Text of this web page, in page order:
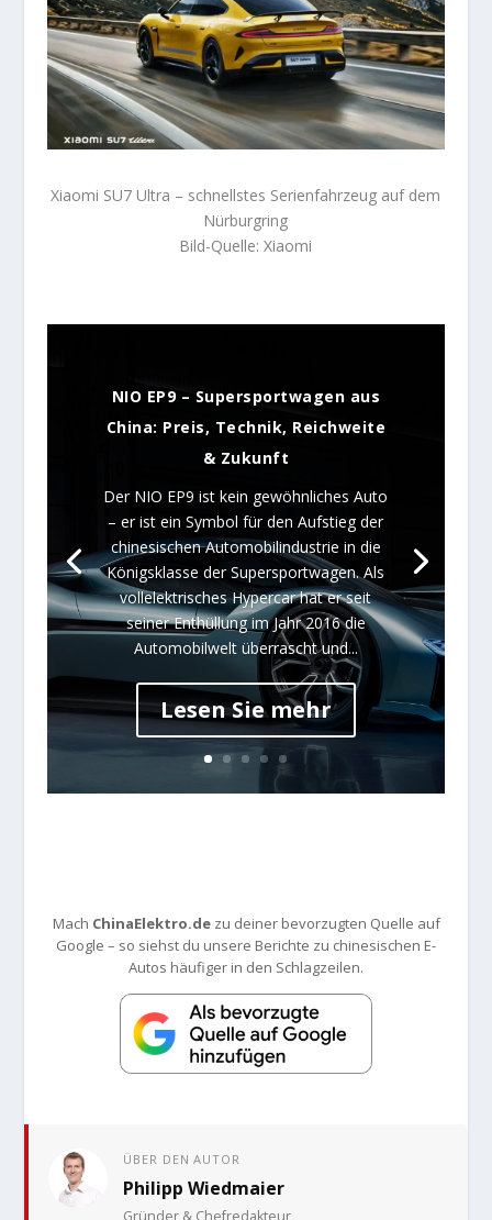
Xiaomi SU7 Ultra – schnellstes Serienfahrzeug auf dem
Nürburgring
Bild-Quelle: Xiaomi
NIO EP9 – Supersportwagen aus
China: Preis, Technik, Reichweite
& Zukunft
Der NIO EP9 ist kein gewöhnliches Auto
– er ist ein Symbol für den Aufstieg der
chinesischen Automobilindustrie in die
Königsklasse der Supersportwagen. Als
vollelektrisches Hypercar hat er seit
seiner Enthüllung im Jahr 2016 die
Automobilwelt überrascht und...
Lesen Sie mehr
Mach ChinaElektro.dezu deiner bevorzugten Quelle auf
Google – so siehst du unsere Berichte zu chinesischen E-
Autos häufiger in den Schlagzeilen.
ÜBER DEN AUTOR
Philipp Wiedmaier
Gründer & Chefredakteur